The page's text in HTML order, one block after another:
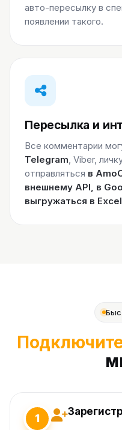
авто-пересылку в
появлении такого.
Пересылка и
Все комментарии
Telegram , Viber,
отправляться в
внешнему API, в
выгружаться в Excel
1